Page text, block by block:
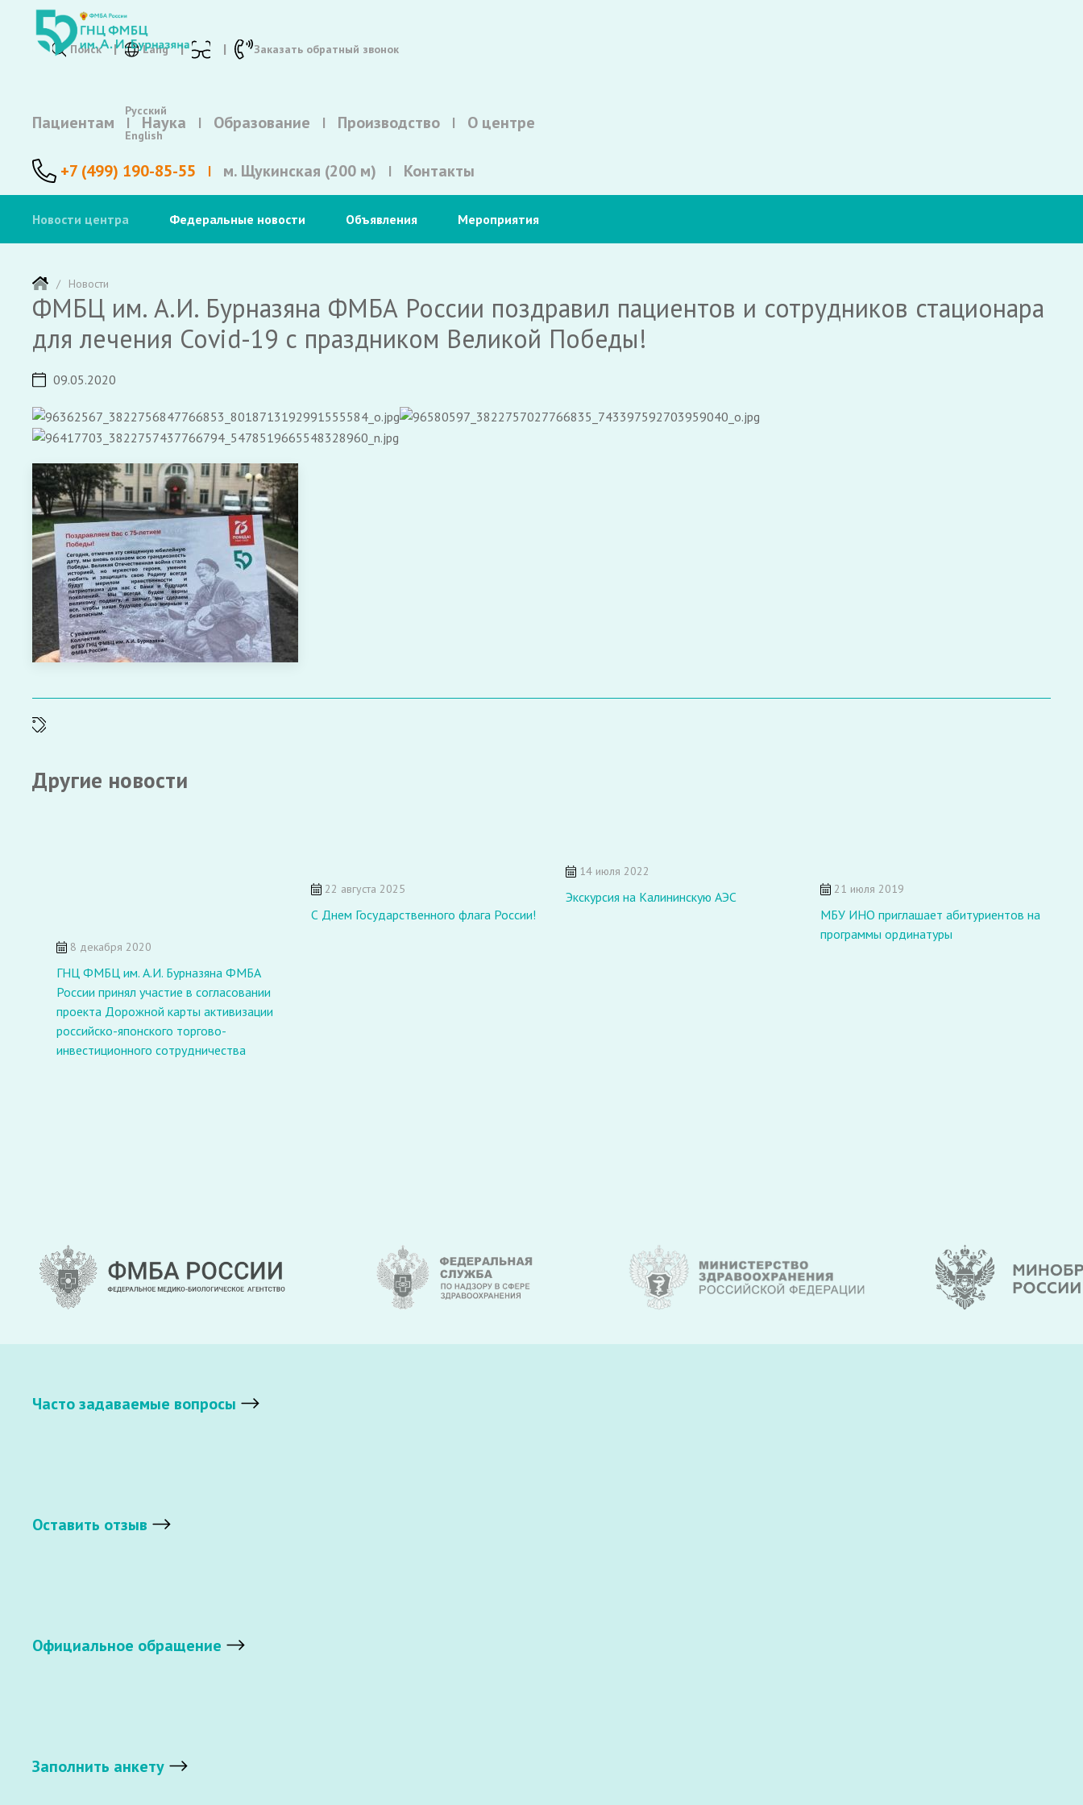
Поиск Lang
Русский
English
Заказать обратный звонок
Пациентам Наука Образование Производство О центре
+7 (499) 190-85-55 м. Щукинская (200 м) Контакты
Новости центра Федеральные новости Объявления Мероприятия
Новости
ФМБЦ им. А.И. Бурназяна ФМБА России поздравил пациентов и сотрудников стационара
для лечения Covid-19 с праздником Великой Победы!
09.05.2020
Другие новости
8 декабря 2020
ГНЦ ФМБЦ им. А.И. Бурназяна ФМБА
России принял участие в согласовании
проекта Дорожной карты активизации
российско-японского торгово-
инвестиционного сотрудничества
22 августа 2025
С Днем Государственного флага России!
14 июля 2022
Экскурсия на Калининскую АЭС 21 июля 2019
МБУ ИНО приглашает абитуриентов на
программы ординатуры
Часто задаваемые вопросы
Оставить отзыв
Официальное обращение
Заполнить анкету